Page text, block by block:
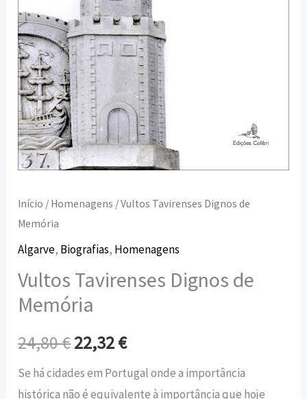
Início / Homenagens / Vultos Tavirenses Dignos de
Memória
Algarve, Biografias, Homenagens
Vultos Tavirenses Dignos de
Memória
24,80€22,32€
Se há cidades em Portugal onde a importância
histórica não é equivalente à importância que hoje